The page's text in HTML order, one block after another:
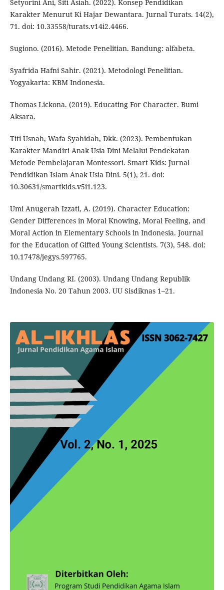
Setyorini Ani, Siti Asiah. (2022). Konsep Pendidikan
Karakter Menurut Ki Hajar Dewantara. Jurnal Turats. 14(2),
71. doi: 10.33558/turats.v14i2.4466.
Sugiono. (2016). Metode Penelitian. Bandung: alfabeta.
Syafrida Hafni Sahir. (2021). Metodologi Penelitian.
Yogyakarta: KBM Indonesia.
Thomas Lickona. (2019). Educating For Character. Bumi
Aksara.
Titi Usnah, Wafa Syahidah, Dkk. (2023). Pembentukan
Karakter Mandiri Anak Usia Dini Melalui Pendekatan
Metode Pembelajaran Montessori. Smart Kids: Jurnal
Pendidikan Islam Anak Usia Dini. 5(1), 21. doi:
10.30631/smartkids.v5i1.123.
Umi Anugerah Izzati, A. (2019). Character Education:
Gender Differences in Moral Knowing, Moral Feeling, and
Moral Action in Elementary Schools in Indonesia. Journal
for the Education of Gifted Young Scientists. 7(3), 548. doi:
10.17478/jegys.597765.
Undang Undang RI. (2003). Undang Undang Republik
Indonesia No. 20 Tahun 2003. UU Sisdiknas 1–21.